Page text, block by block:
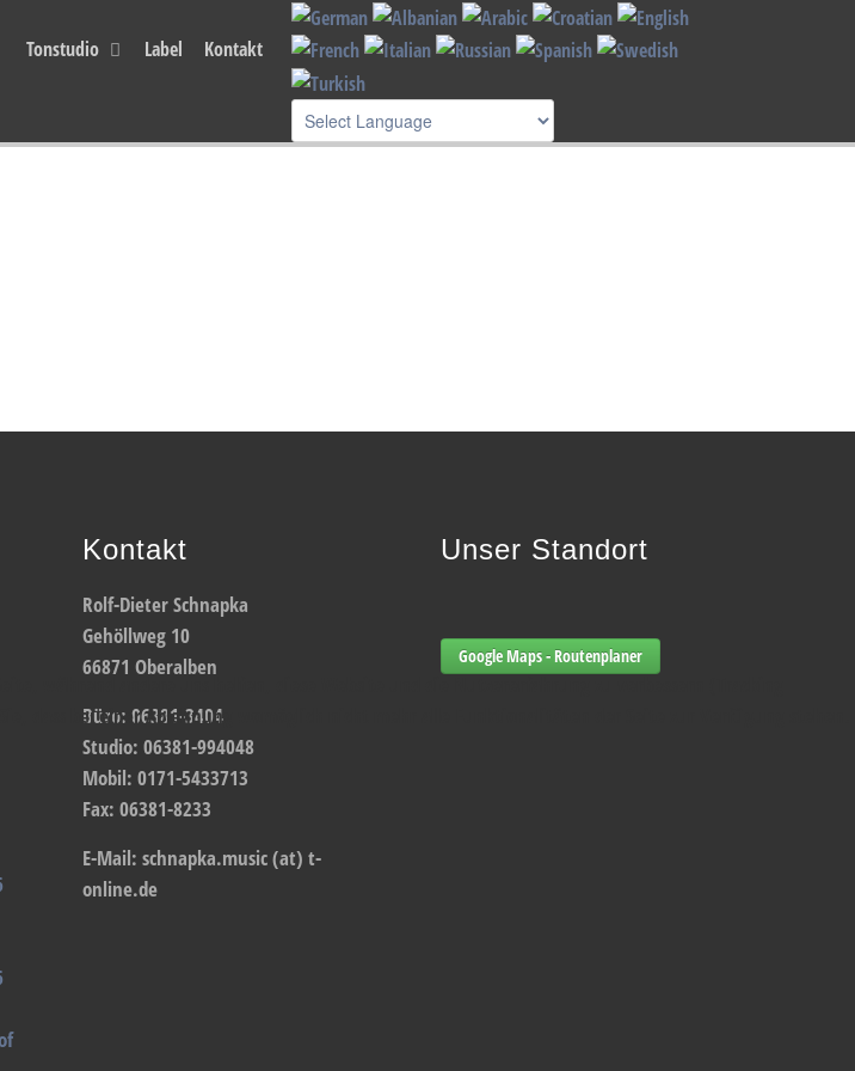
Tonstudio Label Kontakt
Kontakt
Rolf-Dieter Schnapka
Gehöllweg 10
66871 Oberalben
Büro: 06381-3404
Studio: 06381-994048
Mobil: 0171-5433713
Fax: 06381-8233
E-Mail: schnapka.music (at) t-
online.de
Unser Standort
Google Maps - Routenplaner
während andere uns helfen, diese Website und die Nutzererfahrung zu verbessern (Tracking
dass bei einer Ablehnung womöglich nicht mehr alle Funktionalitäten der Seite zur Verfügung stehen.
I understand !